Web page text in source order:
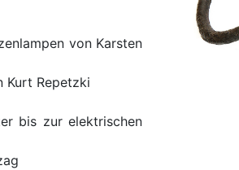
von Karsten
Kurt Repetzki
bis zur elektrischen